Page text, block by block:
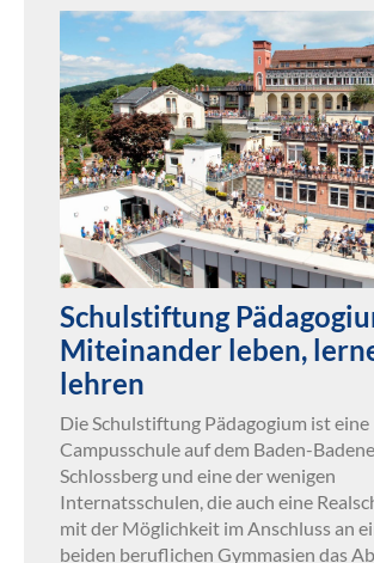
Schulstiftung
Miteinander leben,
lehren
Die Schulstiftung Pädagogium ist eine
Campusschule auf dem Baden-
Schlossberg und eine der wenigen
Internatsschulen, die auch eine
mit der Möglichkeit im Anschluss an
beiden beruflichen Gymmasien das